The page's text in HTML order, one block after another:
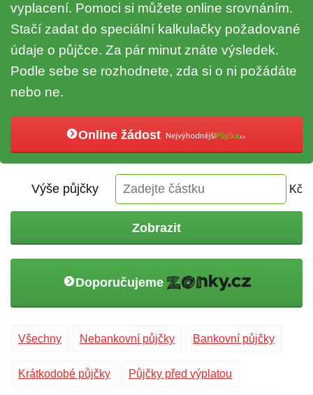
vyplacení. Pomoci si můžete online srovnáním.
Stačí zadat do speciální kalkulačky požadované
údaje o půjčce. Za pár minut znáte výsledek.
Podle sebe se rozhodnete, zda si o ni požádáte
nebo ne.
Online žádost
Výše půjčky Kč
Zobrazit
Doporučujeme
Všechny Nebankovní půjčky Bankovní půjčky
Krátkodobé půjčky Půjčky před výplatou